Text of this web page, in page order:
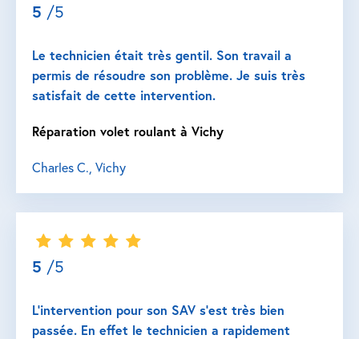
5 /5
Le technicien était très gentil. Son travail a
permis de résoudre son problème. Je suis très
satisfait de cette intervention.
Réparation volet roulant à Vichy
Charles C., Vichy
5 /5
L’intervention pour son SAV s’est très bien
passée. En effet le technicien a rapidement